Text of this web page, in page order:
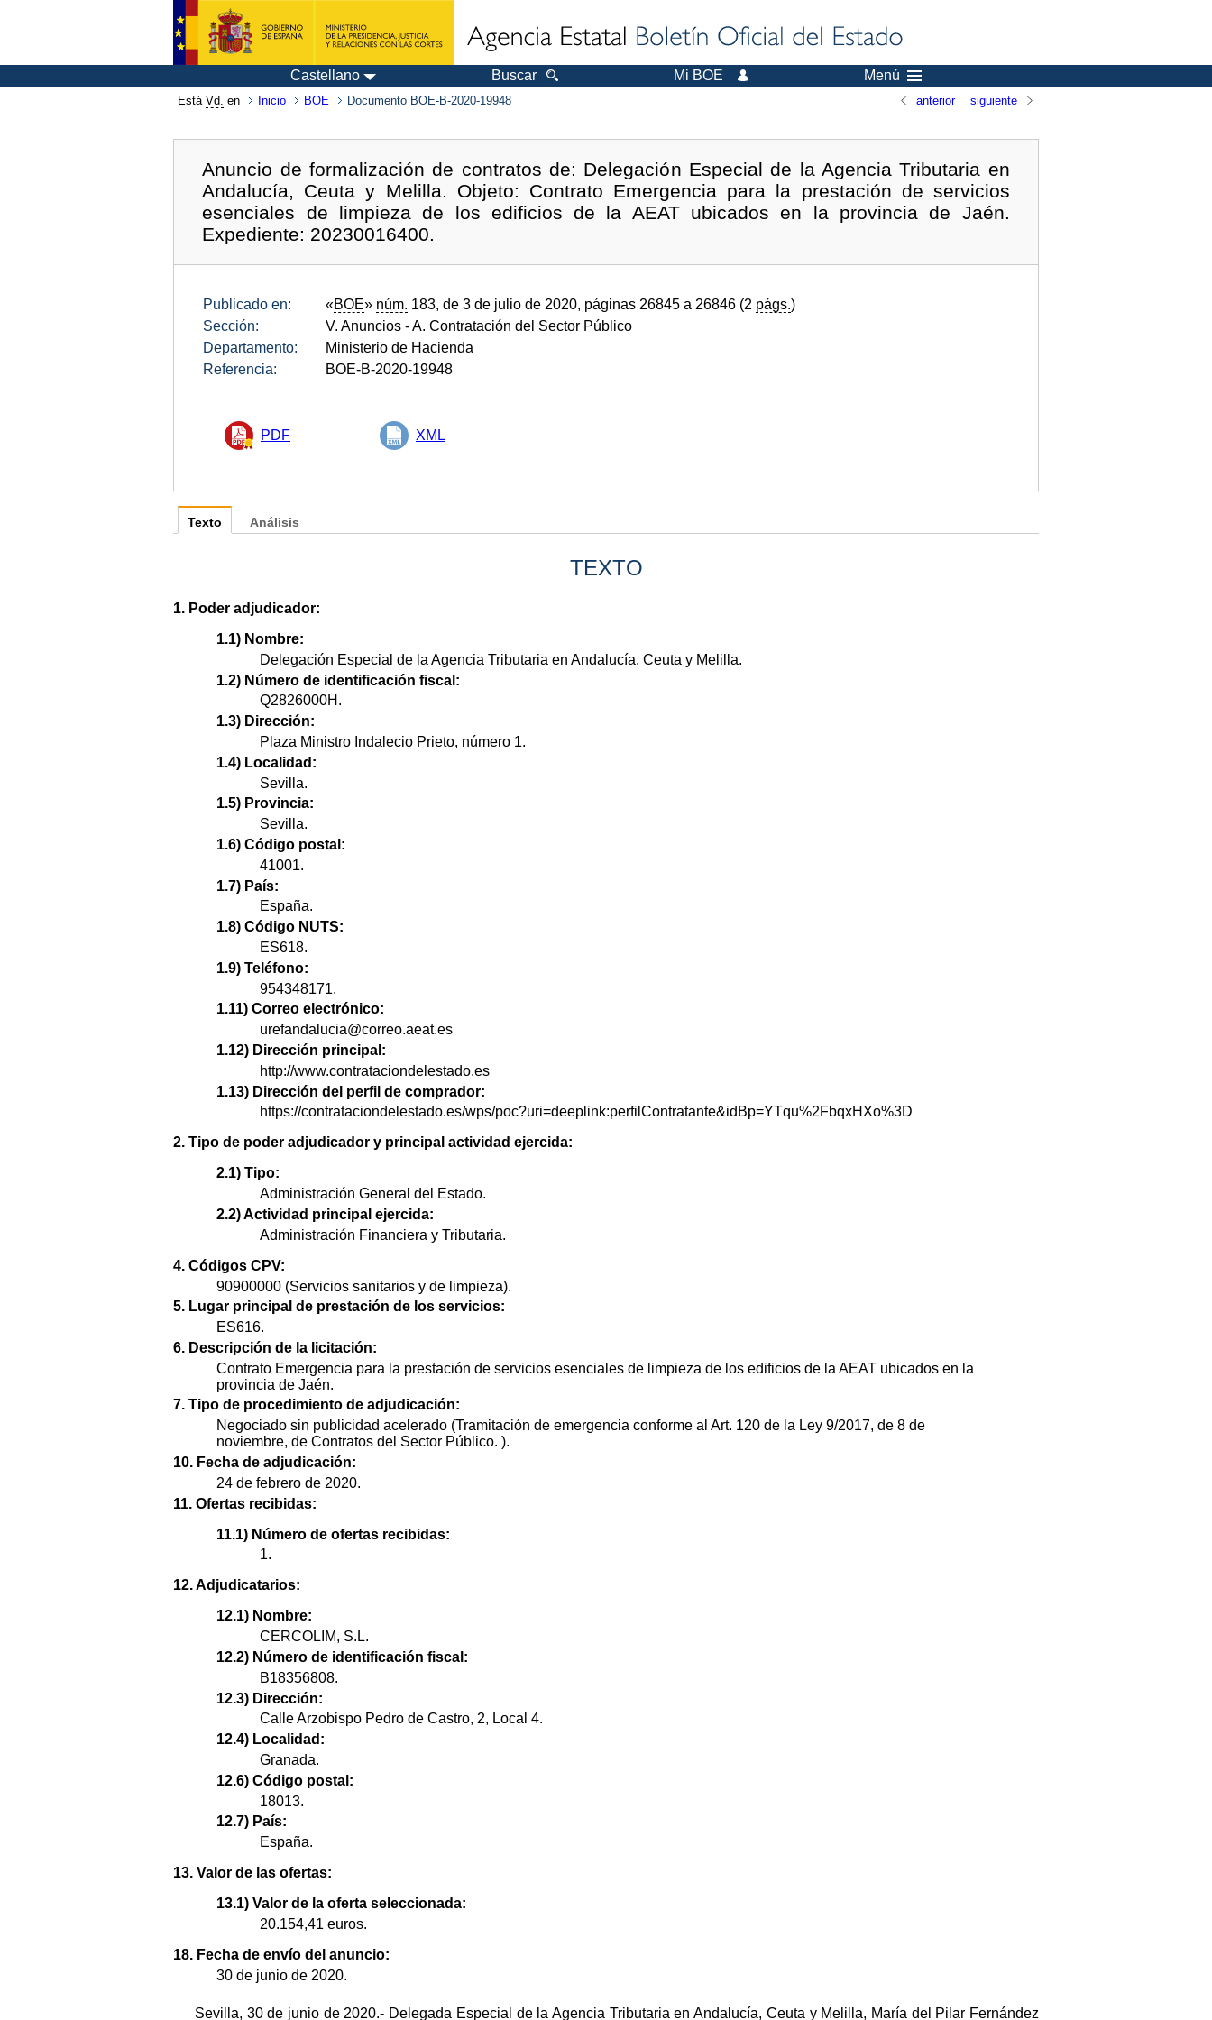
Castellano Buscar Mi BOE Menú
Está Vd. en Inicio BOE Documento BOE-B-2020-19948 anterior siguiente
Anuncio de formalización de contratos de: Delegación Especial de la Agencia Tributaria en
Andalucía, Ceuta y Melilla. Objeto: Contrato Emergencia para la prestación de servicios
esenciales de limpieza de los edificios de la AEAT ubicados en la provincia de Jaén.
Expediente: 20230016400.
Publicado en: «BOE» núm. 183, de 3 de julio de 2020, páginas 26845 a 26846 (2 págs.)
Sección:
V. Anuncios - A. Contratación del Sector Público
Departamento:
Ministerio de Hacienda
Referencia:
BOE-B-2020-19948
PDF XML
Texto
TEXTO
1. Poder adjudicador:
1.1) Nombre:
Delegación Especial de la Agencia Tributaria en Andalucía, Ceuta y Melilla.
1.2) Número de identificación fiscal:
Q2826000H.
1.3) Dirección:
Plaza Ministro Indalecio Prieto, número 1.
1.4) Localidad:
Sevilla.
1.5) Provincia:
Sevilla.
1.6) Código postal:
41001.
1.7) País:
España.
1.8) Código NUTS:
ES618.
1.9) Teléfono:
954348171.
1.11) Correo electrónico:
urefandalucia@correo.aeat.es
1.12) Dirección principal:
http://www.contrataciondelestado.es
1.13) Dirección del perfil de comprador:
https://contrataciondelestado.es/wps/poc?uri=deeplink:perfilContratante&idBp=YTqu%2FbqxHXo%3D
2. Tipo de poder adjudicador y principal actividad ejercida:
2.1) Tipo:
Administración General del Estado.
2.2) Actividad principal ejercida:
Administración Financiera y Tributaria.
4. Códigos CPV:
90900000 (Servicios sanitarios y de limpieza).
5. Lugar principal de prestación de los servicios:
ES616.
6. Descripción de la licitación:
Contrato Emergencia para la prestación de servicios esenciales de limpieza de los edificios de la AEAT ubicados en la
provincia de Jaén.
7. Tipo de procedimiento de adjudicación:
Negociado sin publicidad acelerado (Tramitación de emergencia conforme al Art. 120 de la Ley 9/2017, de 8 de
noviembre, de Contratos del Sector Público. ).
10. Fecha de adjudicación:
24 de febrero de 2020.
11. Ofertas recibidas:
11.1) Número de ofertas recibidas:
1.
12. Adjudicatarios:
12.1) Nombre:
CERCOLIM, S.L.
12.2) Número de identificación fiscal:
B18356808.
12.3) Dirección:
Calle Arzobispo Pedro de Castro, 2, Local 4.
12.4) Localidad:
Granada.
12.6) Código postal:
18013.
12.7) País:
España.
13. Valor de las ofertas:
13.1) Valor de la oferta seleccionada:
20.154,41 euros.
18. Fecha de envío del anuncio:
30 de junio de 2020.
Sevilla, 30 de junio de 2020.- Delegada Especial de la Agencia Tributaria en Andalucía, Ceuta y Melilla, María del Pilar Fernández
Análisis